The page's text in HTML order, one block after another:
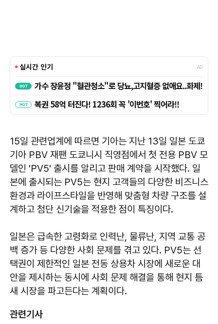
15일 관련업계에 따르면 기아는 지난 13일 일본 도쿄
기아 PBV 재팬 도쿄니시 직영점에서 첫 전용 PBV 모
델인 'PV5' 출시를 알리고 판매 계약을 시작했다. 일
본에 출시되는 PV5는 현지 고객들의 다양한 비즈니스
환경과 라이프스타일을 반영해 맞춤형 차량 구조를 설
계하고 첨단 신기술을 적용한 점이 특징이다.
일본은 급속한 고령화로 인력난, 물류난, 지역 교통 공
백 증가 등 다양한 사회 문제를 겪고 있다. PV5는 선
택권이 제한적인 일본 전동 상용차 시장에 새로운 대
안을 제시하는 동시에 사회 문제 해결을 통해 현지 틈
새 시장을 파고든다는 계획이다.
관련기사